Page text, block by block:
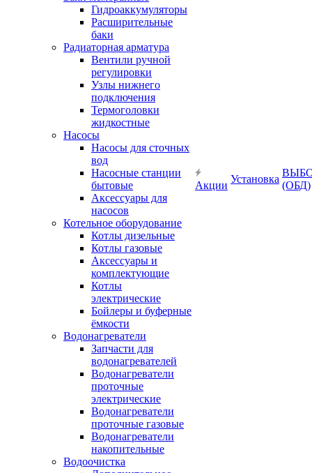
Гидроаккумуляторы
Расширительные
баки
Радиаторная арматура
Вентили ручной
регулировки
Узлы нижнего
подключения
Термоголовки
жидкостные
Насосы
Насосы для сточных
вод
Насосные станции
бытовые
Аксессуары для
насосов
Котельное оборудование
Котлы дизельные
Котлы газовые
Аксессуары и
комплектующие
Котлы
электрические
Бойлеры и буферные
ёмкости
Водонагреватели
Запчасти для
водонагревателей
Водонагреватели
проточные
электрические
Водонагреватели
проточные газовые
Водонагреватели
накопительные
Водоочистка
Акции
Установка
(ОБД)